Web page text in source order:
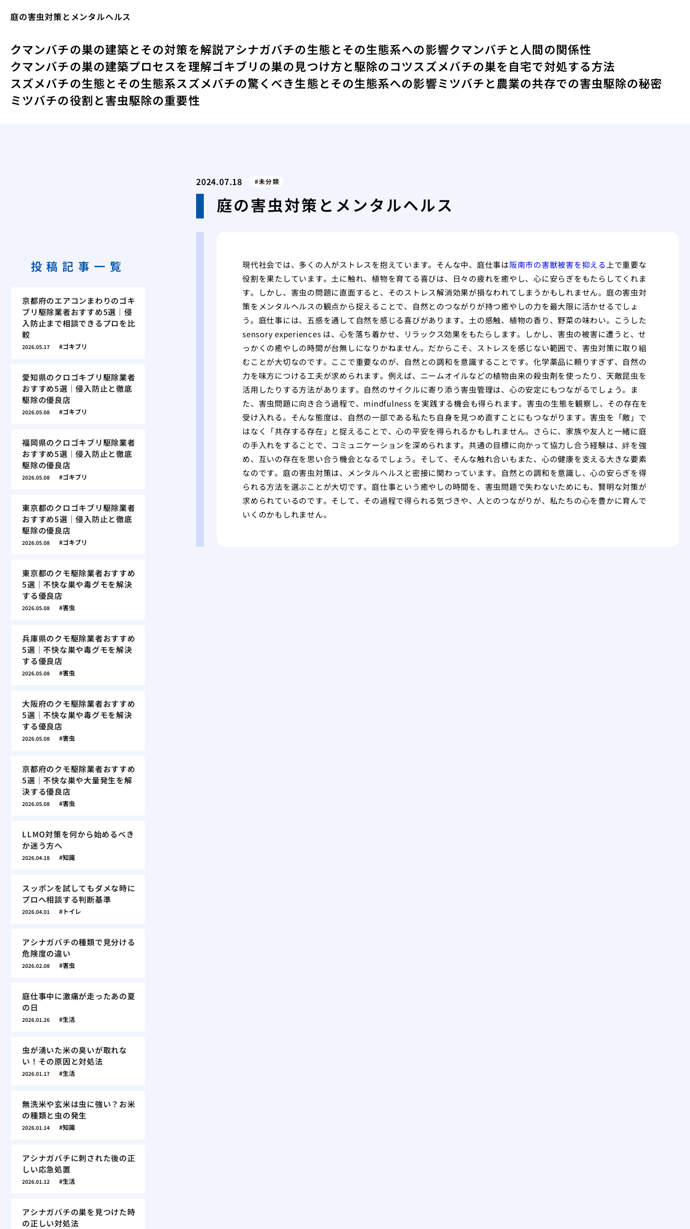
庭の害虫対策とメンタルヘルス
クマンバチの巣の建築とその対策を解説アシナガバチの生態とその生態系への影響クマンバチと人間の関係性
クマンバチの巣の建築プロセスを理解ゴキブリの巣の見つけ方と駆除のコツスズメバチの巣を自宅で対処する方法
スズメバチの生態とその生態系スズメバチの驚くべき生態とその生態系への影響ミツバチと農業の共存での害虫駆除の秘密
ミツバチの役割と害虫駆除の重要性
2024.07.18 未分類
庭の害虫対策とメンタルヘルス
現代社会では、多くの人がストレスを抱えています。そんな中、庭仕事は阪南市の害獣被害を抑える 上で重要な
役割を果たしています。土に触れ、植物を育てる喜びは、日々の疲れを癒やし、心に安らぎをもたらしてくれま
す。しかし、害虫の問題に直面すると、そのストレス解消効果が損なわれてしまうかもしれません。庭の害虫対
策をメンタルヘルスの観点から捉えることで、自然とのつながりが持つ癒やしの力を最大限に活かせるでしょ
う。庭仕事には、五感を通して自然を感じる喜びがあります。土の感触、植物の香り、野菜の味わい。こうした
sensory experiences は、心を落ち着かせ、リラックス効果をもたらします。しかし、害虫の被害に遭うと、せ
っかくの癒やしの時間が台無しになりかねません。だからこそ、ストレスを感じない範囲で、害虫対策に取り組
むことが大切なのです。ここで重要なのが、自然との調和を意識することです。化学薬品に頼りすぎず、自然の
力を味方につける工夫が求められます。例えば、ニームオイルなどの植物由来の殺虫剤を使ったり、天敵昆虫を
活用したりする方法があります。自然のサイクルに寄り添う害虫管理は、心の安定にもつながるでしょう。ま
た、害虫問題に向き合う過程で、mindfulness を実践する機会も得られます。害虫の生態を観察し、その存在を
受け入れる。そんな態度は、自然の一部である私たち自身を見つめ直すことにもつながります。害虫を「敵」で
はなく「共存する存在」と捉えることで、心の平安を得られるかもしれません。さらに、家族や友人と一緒に庭
の手入れをすることで、コミュニケーションを深められます。共通の目標に向かって協力し合う経験は、絆を強
め、互いの存在を思い合う機会となるでしょう。そして、そんな触れ合いもまた、心の健康を支える大きな要素
なのです。庭の害虫対策は、メンタルヘルスと密接に関わっています。自然との調和を意識し、心の安らぎを得
られる方法を選ぶことが大切です。庭仕事という癒やしの時間を、害虫問題で失わないためにも、賢明な対策が
求められているのです。そして、その過程で得られる気づきや、人とのつながりが、私たちの心を豊かに育んで
いくのかもしれません。
投稿記事一覧
京都府のエアコンまわりのゴキ
ブリ駆除業者おすすめ5選｜侵
入防止まで相談できるプロを比
較
2026.05.17 ゴキブリ
愛知県のクロゴキブリ駆除業者
おすすめ5選｜侵入防止と徹底
駆除の優良店
2026.05.08 ゴキブリ
福岡県のクロゴキブリ駆除業者
おすすめ5選｜侵入防止と徹底
駆除の優良店
2026.05.08 ゴキブリ
東京都のクロゴキブリ駆除業者
おすすめ5選｜侵入防止と徹底
駆除の優良店
2026.05.08 ゴキブリ
東京都のクモ駆除業者おすすめ
5選｜不快な巣や毒グモを解決
する優良店
2026.05.08 害虫
兵庫県のクモ駆除業者おすすめ
5選｜不快な巣や毒グモを解決
する優良店
2026.05.08 害虫
大阪府のクモ駆除業者おすすめ
5選｜不快な巣や毒グモを解決
する優良店
2026.05.08 害虫
京都府のクモ駆除業者おすすめ
5選｜不快な巣や大量発生を解
決する優良店
2026.05.08 害虫
LLMO対策を何から始めるべき
か迷う方へ
2026.04.18 知識
スッポンを試してもダメな時に
プロへ相談する判断基準
2026.04.01 トイレ
アシナガバチの種類で見分ける
危険度の違い
2026.02.08 害虫
庭仕事中に激痛が走ったあの夏
の日
2026.01.26 生活
虫が湧いた米の臭いが取れな
い！その原因と対処法
2026.01.17 生活
無洗米や玄米は虫に強い？お米
の種類と虫の発生
2026.01.14 知識
アシナガバチに刺された後の正
しい応急処置
2026.01.12 生活
アシナガバチの巣を見つけた時
の正しい対処法